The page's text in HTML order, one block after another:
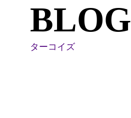
BLOG
ターコイズ